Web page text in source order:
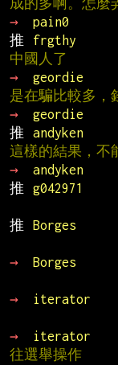
成的多啊。怎麼
→
pain0
推
frgthy
中國人了
→
geordie
是在騙比較多，
→
geordie
推
andyken
這樣的結果，不
→
andyken
推
g042971
推
Borges
→
Borges
→
iterator
→
iterator
往選舉操作